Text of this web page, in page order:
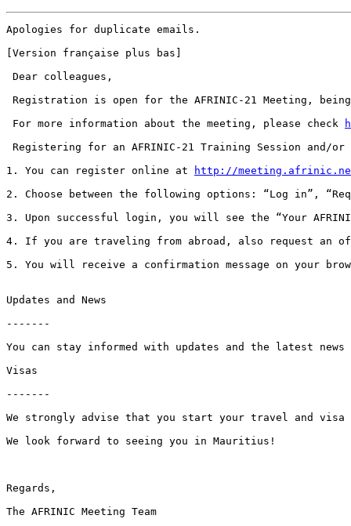
Apologies for duplicate emails.
[Version française plus bas]
Dear colleagues,
Registration is open for the AFRINIC-21 Meeting,
For more information about the meeting, please check
Registering for an AFRINIC-21 Training Session and/or
1. You can register online at
http://
2. Choose between the following options: “Log in”,
3. Upon successful login, you will see the “Your
4. If you are traveling from abroad, also request an
5. You will receive a confirmation message on your
Updates and News
-------
You can stay informed with updates and the latest
Visas
-------
We strongly advise that you start your travel and visa
We look forward to seeing you in Mauritius!
Regards,
The AFRINIC Meeting Team